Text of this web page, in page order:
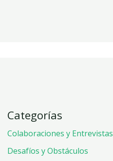
Categorías
Colaboraciones y Entrevistas
Desafíos y Obstáculos